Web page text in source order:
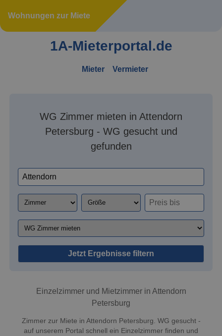
Wohnungen zur Miete
1A-Mieterportal.de
Mieter Vermieter
WG Zimmer mieten in Attendorn
Petersburg - WG gesucht und
gefunden
Jetzt Ergebnisse filtern
Einzelzimmer und Mietzimmer in Attendorn
Petersburg
Zimmer zur Miete in Attendorn Petersburg. WG gesucht -
auf unserem Portal schnell ein Einzelzimmer finden und